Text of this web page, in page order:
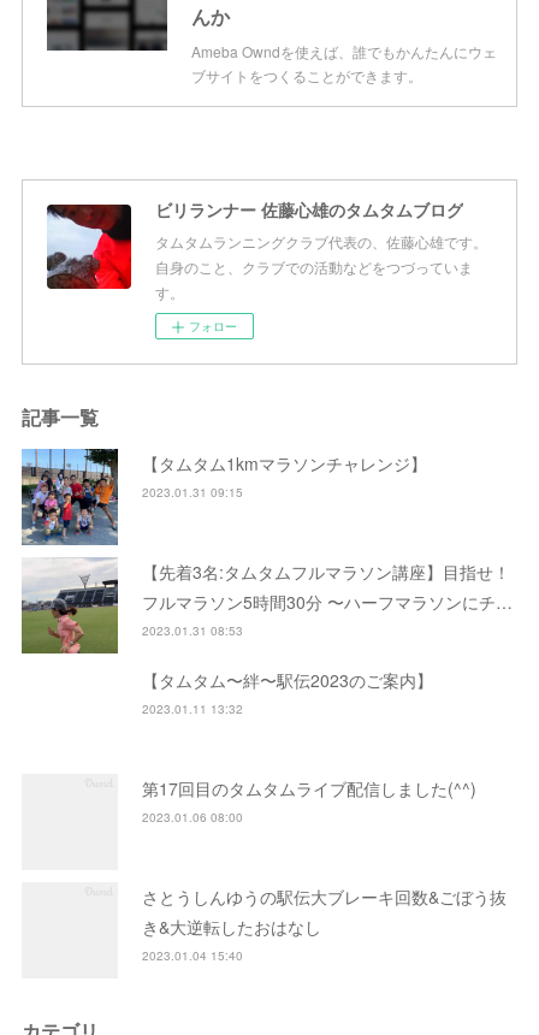
んか
Ameba Owndを使えば、誰でもかんたんにウェ
ブサイトをつくることができます。
ビリランナー 佐藤心雄のタムタムブログ
タムタムランニングクラブ代表の、佐藤心雄です。
自身のこと、クラブでの活動などをつづっていま
す。
フォロー
記事一覧
【タムタム1kmマラソンチャレンジ】
2023.01.31 09:15
【先着3名:タムタムフルマラソン講座】目指せ！
フルマラソン5時間30分 〜ハーフマラソンにチ…
2023.01.31 08:53
【タムタム〜絆〜駅伝2023のご案内】
2023.01.11 13:32
第17回目のタムタムライブ配信しました(^^)
2023.01.06 08:00
さとうしんゆうの駅伝大ブレーキ回数&ごぼう抜
き&大逆転したおはなし
2023.01.04 15:40